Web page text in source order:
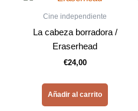
Cine independiente
La cabeza borradora /
Eraserhead
€24,00
Añadir al carrito